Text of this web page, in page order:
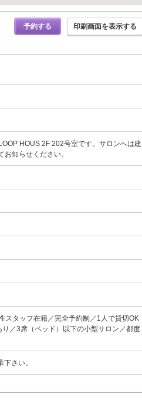
予約する 印刷画面を表示する
HOUS 2F 202号室です。サロンへは建
お知らせください。
スタッフ在籍／完全予約制／1人で貸切OK
／3席（ベッド）以下の小型サロン／都度
下さい。